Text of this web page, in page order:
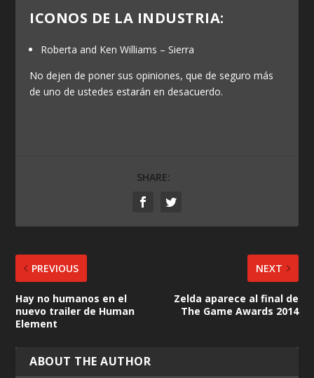
ICONOS DE LA INDUSTRIA:
Roberta and Ken Williams – Sierra
No dejen de poner sus opiniones, que de seguro más
de uno de ustedes estarán en desacuerdo.
SHARE:
PREVIOUS
Hay no humanos en el
nuevo trailer de Human
Element
NEXT
Zelda aparece al final de
The Game Awards 2014
ABOUT THE AUTHOR